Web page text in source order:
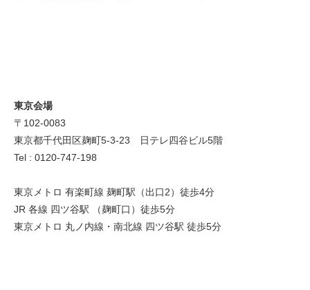
東京会場
〒102-0083
東京都千代田区麹町5-3-23 日テレ四谷ビル5階
Tel : 0120-747-198
東京メトロ 有楽町線 麹町駅（出口2）徒歩4分
JR 各線 四ツ谷駅 （麹町口）徒歩5分
東京メトロ 丸ノ内線・南北線 四ツ谷駅 徒歩5分